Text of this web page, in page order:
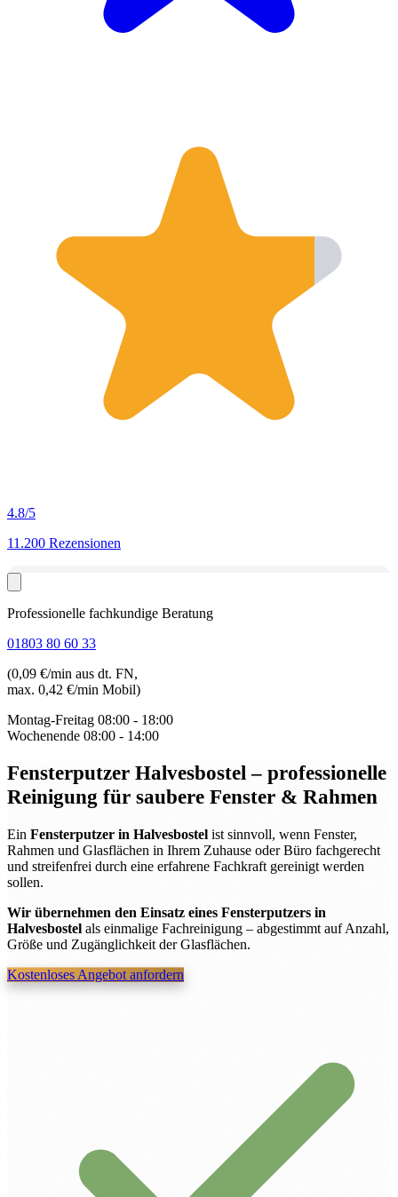
4.8/5
11.200 Rezensionen
Professionelle fachkundige Beratung
01803 80 60 33
(0,09 €/min aus dt. FN,
max. 0,42 €/min Mobil)
Montag-Freitag 08:00 - 18:00
Wochenende 08:00 - 14:00
Fensterputzer Halvesbostel– professionelle
Reinigung für saubere Fenster & Rahmen
Ein Fensterputzer in Halvesbostel ist sinnvoll, wenn Fenster,
Rahmen und Glasflächen in Ihrem Zuhause oder Büro fachgerecht
und streifenfrei durch eine erfahrene Fachkraft gereinigt werden
sollen.
Wir übernehmen den Einsatz eines Fensterputzers in
Halvesbostel als einmalige Fachreinigung – abgestimmt auf Anzahl,
Größe und Zugänglichkeit der Glasflächen.
Kostenloses Angebot anfordern